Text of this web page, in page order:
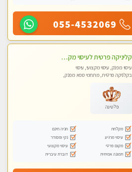
055-4532069
קליניקה פרטית לעיסוי מקצועי ואלטרנטיבי ברמה גבוהה VIP תתקשר ..... highly recommended..new in the city
עיסוי מפנק, עיסוי מקצועי, עיסוי
בקלניקה פרטית, מתחמי ספא מפנק,
טנטרה, עיסוי מגבר לגבר, עיסוי מגבר
לאישה
פלטינה
מקלחת
חניה חינם
עיסוי מרגיע
נקי ומסודר
מקום פרטי
עיסוי מקצועי
תמונה אמיתית
דוברת עיברית